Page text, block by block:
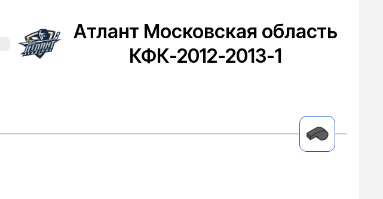
Атлант Московская область
КФК-2012-2013-1